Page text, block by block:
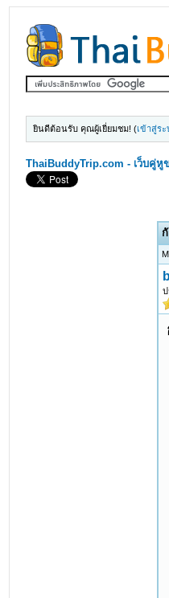
ยินดีต้อนรับ คุณผู้เยี่ยมชม! (เข้าสู่ระ
ThaiBuddyTrip.com - เว็บคู่หู